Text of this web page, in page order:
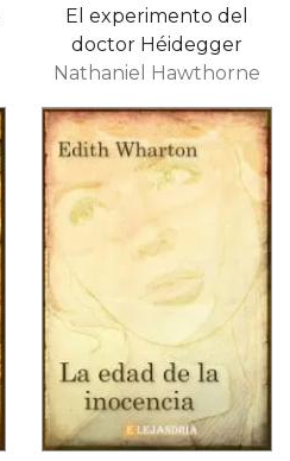
El experimento del
doctor Héidegger
Nathaniel Hawthorne